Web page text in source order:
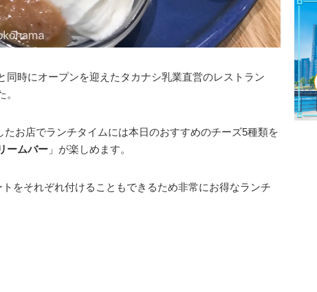
同時にオープンを迎えたタカナシ乳業直営のレストラン
。
お店でランチタイムには本日のおすすめのチーズ5種類を
ームバー 」が楽しめます。
をそれぞれ付けることもできるため非常にお得なランチ